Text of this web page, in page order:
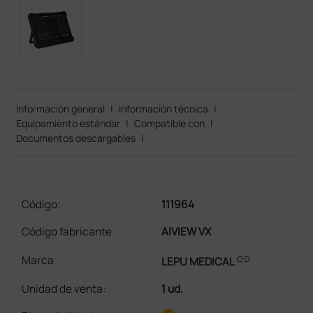
Información general | Información técnica |
Equipamiento estándar | Compatible con |
Documentos descargables |
Código:
111964
Código fabricante
AIVIEW VX
Marca
LEPU MEDICALlink
Unidad de venta:
1 ud.